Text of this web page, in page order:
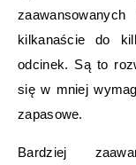
kilkanaście do
odcinek. Są to
się w mniej
zapasowe.
Bardziej